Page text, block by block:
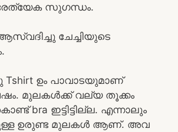
സുഗന്ധം.
ചേച്ചിയുടെ
ഉം പാവാടയുമാണ്
മുലകൾക്ക് വല്യ തൂക്കം
bra ഇട്ടിട്ടില്ല. എന്നാലും
ഉരുണ്ട മുലകൾ ആണ്. അവ